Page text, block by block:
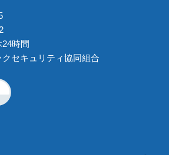
時間
セキュリティ協同組合